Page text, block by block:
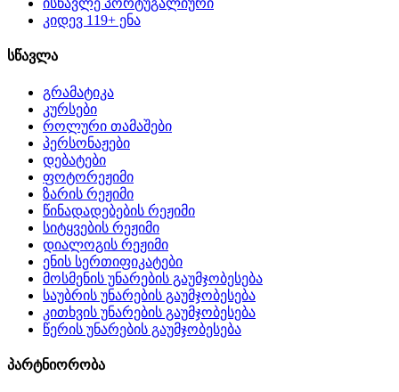
ისწავლე პორტუგალიური
კიდევ 119+ ენა
სწავლა
გრამატიკა
კურსები
როლური თამაშები
პერსონაჟები
დებატები
ფოტორეჟიმი
ზარის რეჟიმი
წინადადებების რეჟიმი
სიტყვების რეჟიმი
დიალოგის რეჟიმი
ენის სერთიფიკატები
მოსმენის უნარების გაუმჯობესება
საუბრის უნარების გაუმჯობესება
კითხვის უნარების გაუმჯობესება
წერის უნარების გაუმჯობესება
პარტნიორობა